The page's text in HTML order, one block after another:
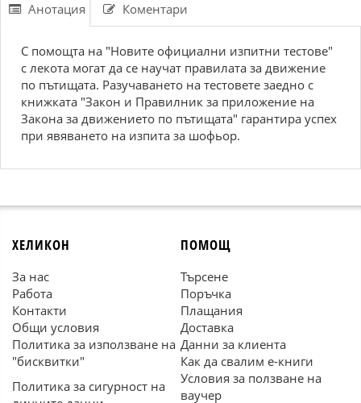
Анотация Коментари
С помощта на "Новите официални изпитни тестове"
с лекота могат да се научат правилата за движение
по пътищата. Разучаването на тестовете заедно с
книжката "Закон и Правилник за приложение на
Закона за движението по пътищата" гарантира успех
при явяването на изпита за шофьор.
ХЕЛИКОН
За нас
Работа
Контакти
Общи условия
Политика за използване на
"бисквитки"
Политика за сигурност на
ПОМОЩ
Търсене
Поръчка
Плащания
Доставка
Данни за клиента
Как да свалим е-книги
Условия за ползване на
ваучер